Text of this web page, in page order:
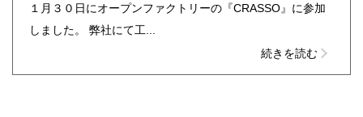
１月３０日にオープンファクトリーの『CRASSO』に参加
しました。 弊社にて工...
続きを読む